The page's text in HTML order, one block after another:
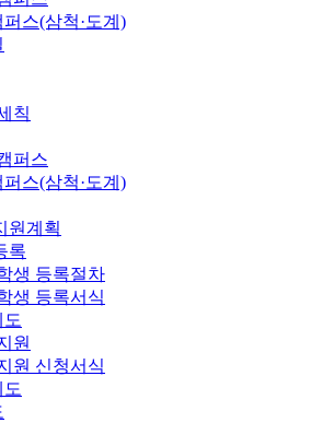
퍼스(삼척·도계)
칙
퍼스
퍼스(삼척·도계)
원계획
록
생 등록절차
생 등록서식
도
원
원 신청서식
도